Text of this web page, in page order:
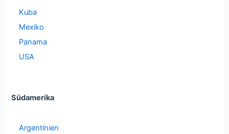
Kuba
Mexiko
Panama
USA
Südamerika
Argentinien